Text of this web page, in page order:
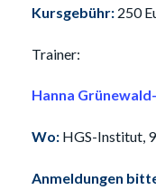
Kursgebühr: 250
Trainer:
Hanna
Wo: HGS-Institut,
Anmeldungen